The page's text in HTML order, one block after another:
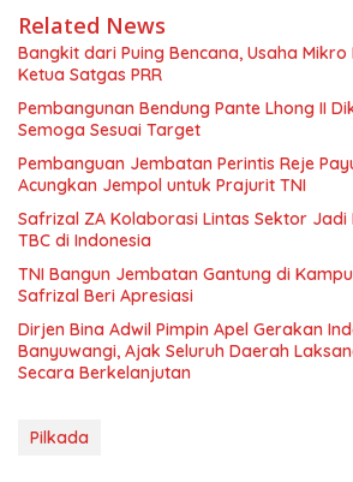
Related News
Bangkit dari Puing Bencana, Usaha Mikro
Ketua Satgas PRR
Pembangunan Bendung Pante Lhong II
Semoga Sesuai Target
Pembanguan Jembatan Perintis Reje
Acungkan Jempol untuk Prajurit TNI
Safrizal ZA Kolaborasi Lintas Sektor Jadi
TBC di Indonesia
TNI Bangun Jembatan Gantung di
Safrizal Beri Apresiasi
Dirjen Bina Adwil Pimpin Apel Gerakan
Banyuwangi, Ajak Seluruh Daerah
Secara Berkelanjutan
Pilkada